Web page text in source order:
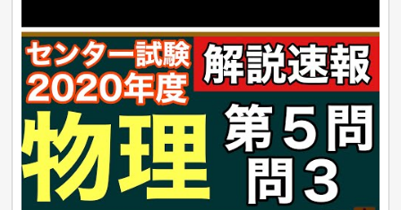
🏆豪華特典2個目🏆
【初級】韓国語講座ワークシート
第2回～第20回完全対応
PDF113ページ
第21回～第43回完全対応
PDF157ページ
╋━━━━━━━━╋
🏆豪華特典3個目🏆
【中級】韓国語講座の教科書
第1回～第66回の全スライド